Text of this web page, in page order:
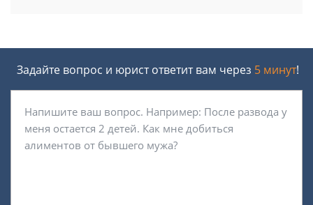
Задайте вопрос и юрист ответит вам через 5 минут!